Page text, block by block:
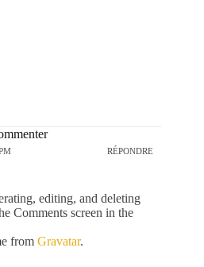
RÉPONDRE
editing, and deleting
Comments screen in the
from Gravatar.